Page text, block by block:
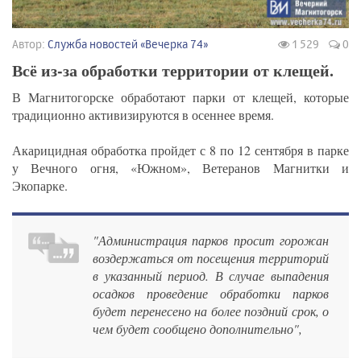
Автор: Служба новостей «Вечерка 74» 1 529 0
Всё из-за обработки территории от клещей.
В Магнитогорске обработают парки от клещей, которые
традиционно активизируются в осеннее время.
Акарицидная обработка пройдет с 8 по 12 сентября в парке
у Вечного огня, «Южном», Ветеранов Магнитки и
Экопарке.
"Администрация парков просит горожан
воздержаться от посещения территорий
в указанный период. В случае выпадения
осадков проведение обработки парков
будет перенесено на более поздний срок, о
чем будет сообщено дополнительно",